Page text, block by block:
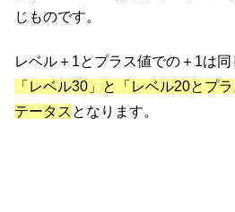
じものです。
レベル＋1とプラス値での＋1は
「レベル30」と「レベル20とプ
テータス となります。